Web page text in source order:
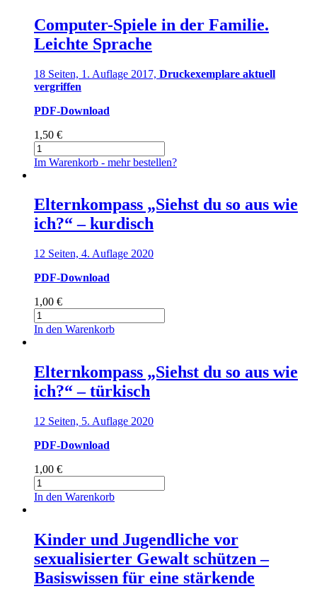
Computer-Spiele in der Familie.
Leichte Sprache
18 Seiten, 1. Auflage 2017, Druckexemplare aktuell
vergriffen
PDF-Download
1,50 €
Computer-
Spiele
Familie.
Leichte
Sprache
Menge
Im Warenkorb - mehr bestellen?
Elternkompass „Siehst du so aus wie
ich?“ – kurdisch
12 Seiten, 4. Auflage 2020
PDF-Download
1,00 €
Elternkompass
"Siehst
aus
wie
ich?"
-
kurdisch
Menge
In den Warenkorb
Elternkompass „Siehst du so aus wie
ich?“ – türkisch
12 Seiten, 5. Auflage 2020
PDF-Download
1,00 €
Elternkompass
"Siehst
aus
wie
ich?"
-
türkisch
In den Warenkorb
Kinder und Jugendliche vor
sexualisierter Gewalt schützen –
Basiswissen für eine stärkende